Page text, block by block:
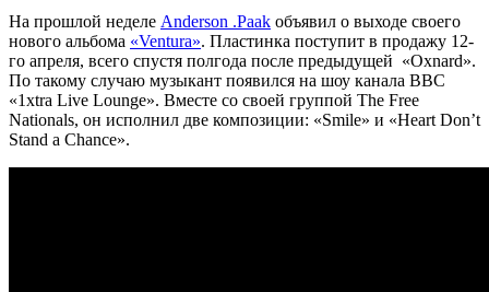
На прошлой неделе Anderson .Paak объявил о выходе своего
нового альбома «Ventura». Пластинка поступит в продажу 12-
го апреля, всего спустя полгода после предыдущей «Oxnard».
По такому случаю музыкант появился на шоу канала BBC
«1xtra Live Lounge». Вместе со своей группой The Free
Nationals, он исполнил две композиции: «Smile» и «Heart Don’t
Stand a Chance».